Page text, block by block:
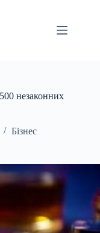
незаконних
Бізнес